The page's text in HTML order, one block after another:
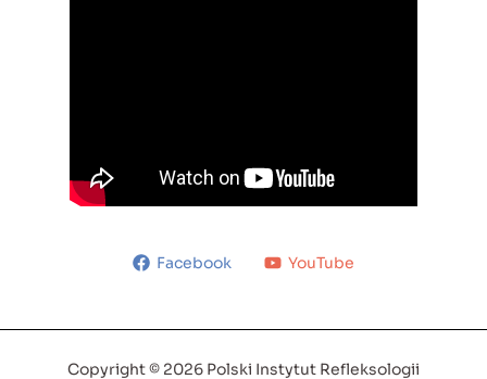
Facebook YouTube
Copyright © 2026 Polski Instytut Refleksologii